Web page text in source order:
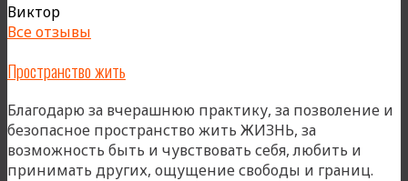
Виктор
Все отзывы
Пространство жить
Благодарю за вчерашнюю практику, за позволение и
безопасное пространство жить ЖИЗНЬ, за
возможность быть и чувствовать себя, любить и
принимать других, ощущение свободы и границ.